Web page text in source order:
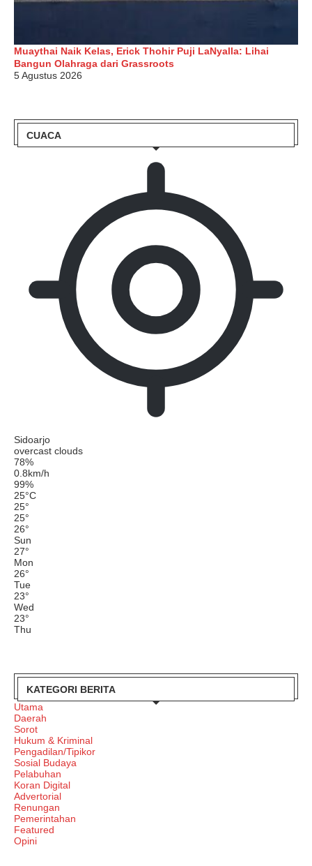
Muaythai Naik Kelas, Erick Thohir Puji LaNyalla: Lihai
Bangun Olahraga dari Grassroots
5 Agustus 2026
CUACA
Sidoarjo
overcast clouds
78%
0.8km/h
99%
25°C
25°
25°
26°
Sun
27°
Mon
26°
Tue
23°
Wed
23°
Thu
KATEGORI BERITA
Utama
Daerah
Sorot
Hukum & Kriminal
Pengadilan/Tipikor
Sosial Budaya
Pelabuhan
Koran Digital
Advertorial
Renungan
Pemerintahan
Featured
Opini